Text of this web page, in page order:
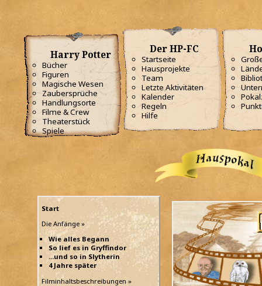
Harry Potter
Bücher
Figuren
Magische Wesen
Zaubersprüche
Handlungsorte
Filme & Crew
Theaterstück
Spiele
Der HP-FC
Startseite
Hausprojekte
Team
Letzte Aktivitäten
Kalender
Regeln
Hilfe
Start
Die Anfänge »
Wie alles Begann
So lief es in Gryffindor
...und so in Slytherin
4 Jahre später
Filminhaltsbeschreibungen »